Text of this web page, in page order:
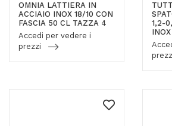
OMNIA LATTIERA IN
ACCIAIO INOX 18/10 CON
FASCIA 50 CL TAZZA 4
Accedi per vedere i
prezzi
1,2-